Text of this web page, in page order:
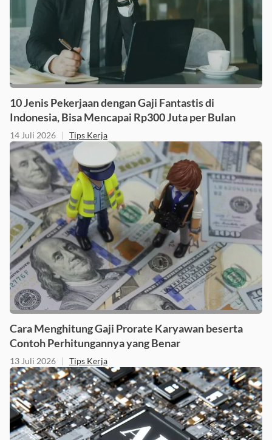
10 Jenis Pekerjaan dengan Gaji Fantastis di
Indonesia, Bisa Mencapai Rp300 Juta per Bulan
14 Juli 2026 | Tips Kerja
Cara Menghitung Gaji Prorate Karyawan beserta
Contoh Perhitungannya yang Benar
13 Juli 2026 | Tips Kerja